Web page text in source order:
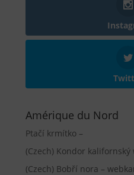
Amérique du Nord
Ptačí krmítko –
(Czech) Kondor
(Czech) Bobří nora –